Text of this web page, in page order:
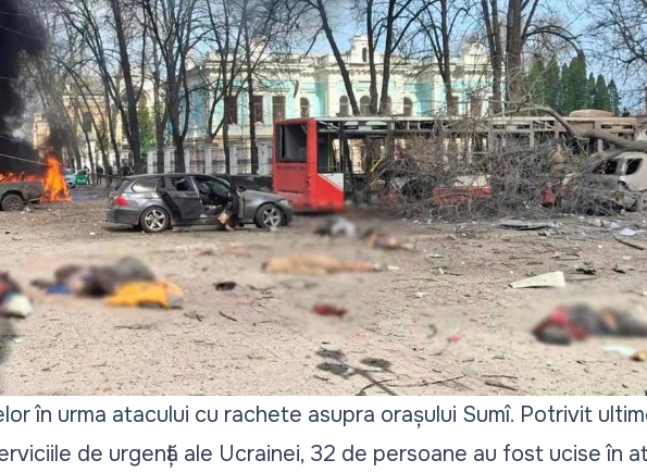
în urma atacului cu rachete asupra orașului Sumî. Potrivit
de urgență ale Ucrainei, 32 de persoane au fost ucise în